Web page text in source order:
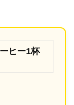
ヒー1杯